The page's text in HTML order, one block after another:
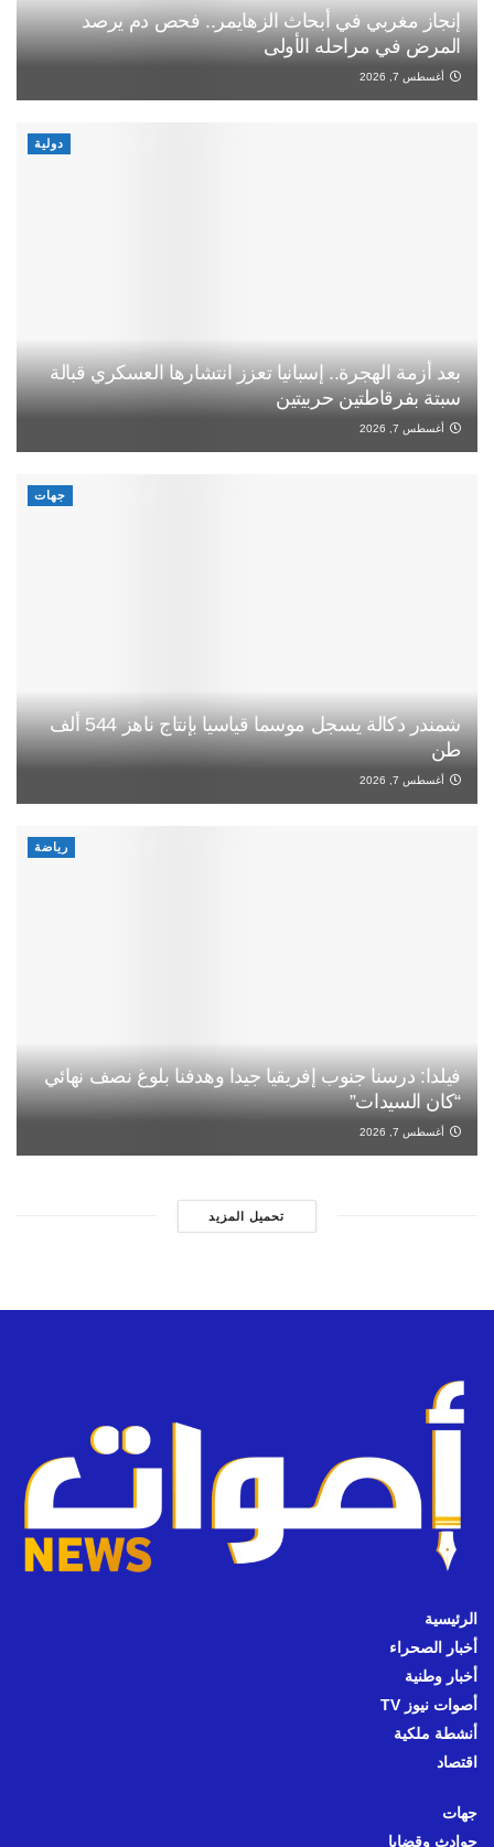
إنجاز مغربي في أبحاث الزهايمر.. فحص دم يرصد
المرض في مراحله الأولى
أغسطس 7, 2026
دولية
بعد أزمة الهجرة.. إسبانيا تعزز انتشارها العسكري قبالة
سبتة بفرقاطتين حربيتين
أغسطس 7, 2026
جهات
شمندر دكالة يسجل موسما قياسيا بإنتاج ناهز 544 ألف
طن
أغسطس 7, 2026
رياضة
فيلدا: درسنا جنوب إفريقيا جيدا وهدفنا بلوغ نصف نهائي
“كان السيدات”
أغسطس 7, 2026
تحميل المزيد
الرئيسية
أخبار الصحراء
أخبار وطنية
أصوات نيوز TV
أنشطة ملكية
اقتصاد
جهات
حوادث وقضايا